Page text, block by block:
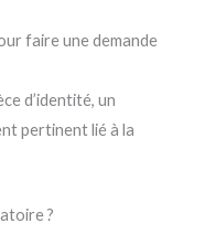
faire une demande
d’identité, un
pertinent lié à la
?